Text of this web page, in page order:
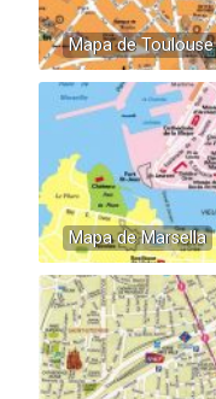
Mapa de Toulouse
Mapa de Marsella